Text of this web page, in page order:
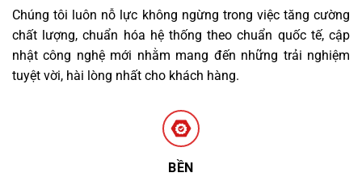
Chúng tôi luôn nỗ lực không ngừng trong việc tăng cường
chất lượng, chuẩn hóa hệ thống theo chuẩn quốc tế, cập
nhật công nghệ mới nhằm mang đến những trải nghiệm
tuyệt vời, hài lòng nhất cho khách hàng.
BỀN